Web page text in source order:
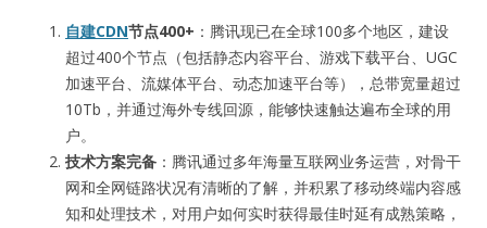
自建CDN节点400+ ：腾讯现已在全球100多个地区，建设
超过400个节点（包括静态内容平台、游戏下载平台、UGC
加速平台、流媒体平台、动态加速平台等），总带宽量超过
10Tb，并通过海外专线回源，能够快速触达遍布全球的用
户。
技术方案完备 ：腾讯通过多年海量互联网业务运营，对骨干
网和全网链路状况有清晰的了解，并积累了移动终端内容感
知和处理技术，对用户如何实时获得最佳时延有成熟策略，